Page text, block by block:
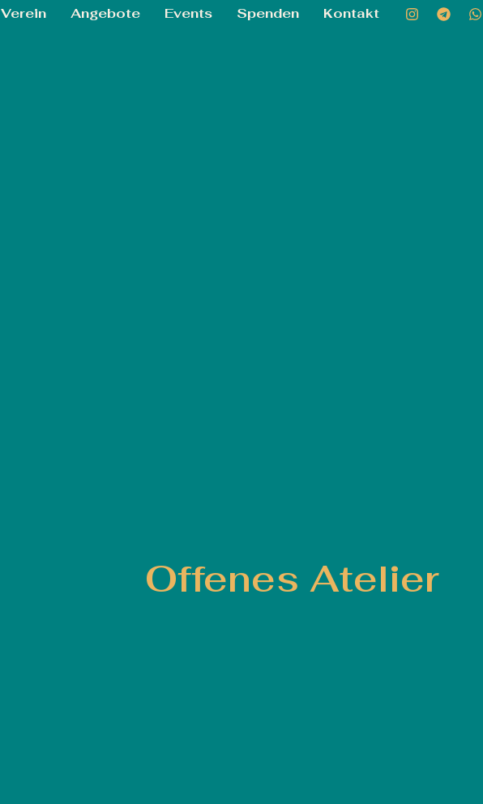
Verein Angebote Events Spenden Kontakt
Offenes Atelier